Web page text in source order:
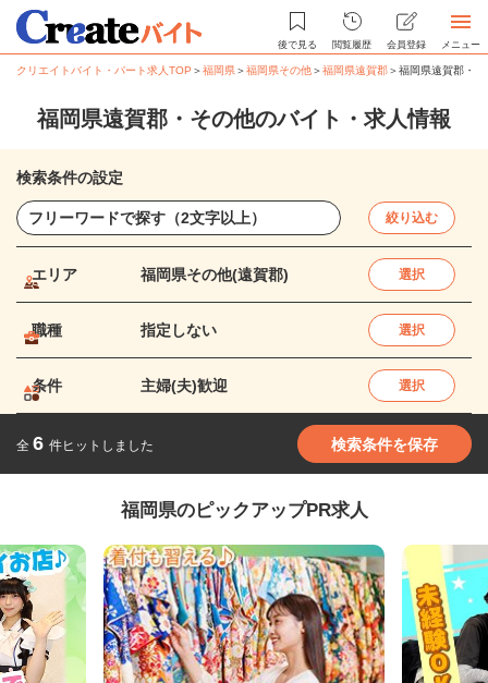
後で見る 閲覧履歴 会員登録 メニュー
クリエイトバイト・パート求人TOP ＞福岡県＞福岡県その他＞福岡県遠賀郡＞福岡県遠賀郡・
福岡県遠賀郡・その他のバイト・求人情報
検索条件の設定
絞り込む
エリア 福岡県その他(遠賀郡) 選択
職種 指定しない 選択
条件 主婦(夫)歓迎 選択
全 6 件ヒットしました 検索条件を保存
福岡県のピックアップPR求人